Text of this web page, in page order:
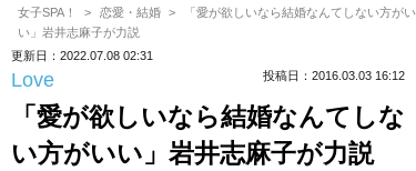
女子SPA！ 恋愛・結婚
「愛が欲しいなら結婚なんてしない方がい
い」岩井志麻子が力説
更新日：2022.07.08 02:31
Love 投稿日：2016.03.03 16:12
「愛が欲しいなら結婚なんてしな
い方がいい」岩井志麻子が力説